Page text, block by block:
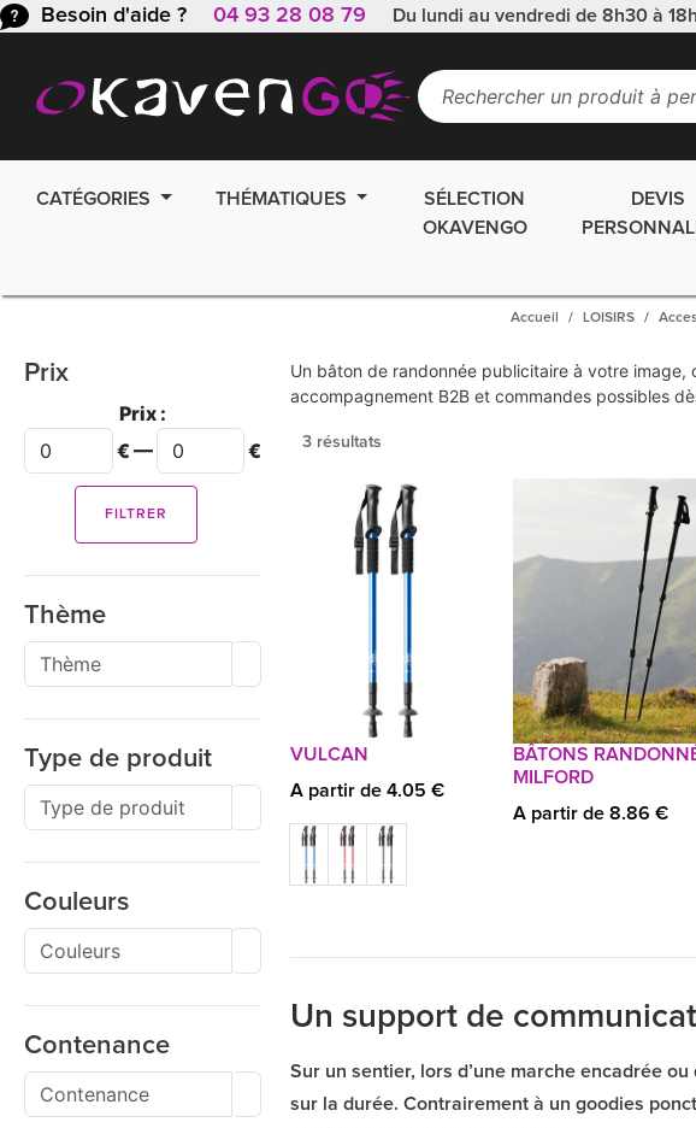
Besoin d'aide ? 04 93 28 08 79 Du lundi au vendredi de 8h30 à
CATÉGORIES THÉMATIQUES
SÉLECTION
OKAVENGO
DEVIS
Accueil LOISIRS
Prix
FILTRER
€ — €
Prix :
Thème
Type de produit
Couleurs
Contenance
Un bâton de randonnée publicitaire à votre image,
accompagnement B2B et commandes possibles
3 résultats
VULCAN
A partir de 4.05 €
BÂTONS
MILFORD
A partir de 8.86 €
Un support de
Sur un sentier, lors d’une marche encadrée ou
sur la durée. Contrairement à un goodies